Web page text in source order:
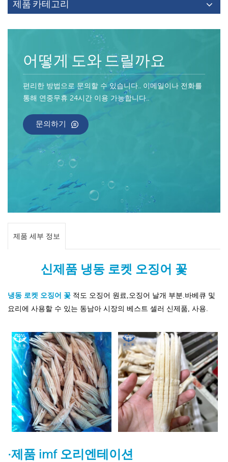
제품 카테고리
어떻게 도와 드릴까요
편리한 방법으로 문의할 수 있습니다.. 이메일이나 전화를
통해 연중무휴 24시간 이용 가능합니다..
문의하기
제품 세부 정보
신제품 냉동 로켓 오징어 꽃
냉동 로켓 오징어 꽃 적도 오징어 원료,오징어 날개 부분.바베큐 및
요리에 사용할 수 있는 동남아 시장의 베스트 셀러 신제품, 사용.
·제품 imf오리엔테이션